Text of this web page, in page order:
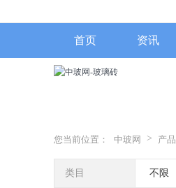
首页 资讯
您当前位置： 中玻网 > 产品
类目 不限